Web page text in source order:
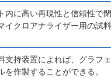
内に高い再現性と信頼性で
イクロアナライザー用の試
支持装置によれば、グラフ
作製することができる。